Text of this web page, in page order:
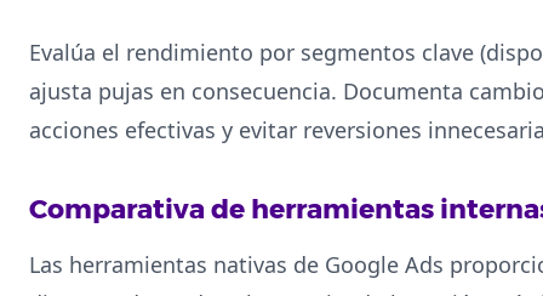
Evalúa el rendimiento por segmentos clave
ajusta pujas en consecuencia. Documenta
acciones efectivas y evitar reversiones
Comparativa de herramientas
Las herramientas nativas de Google Ads